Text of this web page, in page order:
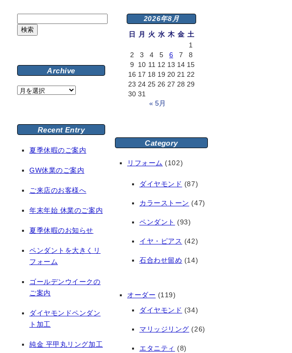
索:
Archive
Archive
Recent Entry
夏季休暇のご案内
GW休業のご案内
ご来店のお客様へ
年末年始 休業のご案内
夏季休暇のお知らせ
ペンダントを大きくリ
フォーム
ゴールデンウイークの
ご案内
ダイヤモンドペンダン
ト加工
純金 平甲丸リング加工
2026年8月
日
月 火 水 木 金 土
1
2
3 4 5 6 7
8
9
10 11 12 13 14 15
16 17 18 19 20 21 22
23 24 25 26 27 28 29
30 31
« 5月
Category
リフォーム (102)
ダイヤモンド (87)
カラーストーン (47)
ペンダント (93)
イヤ・ピアス (42)
石合わせ留め (14)
オーダー (119)
ダイヤモンド (34)
マリッジリング (26)
エタニティ (8)